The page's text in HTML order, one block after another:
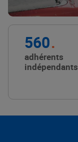
560
adhérents
indépendants